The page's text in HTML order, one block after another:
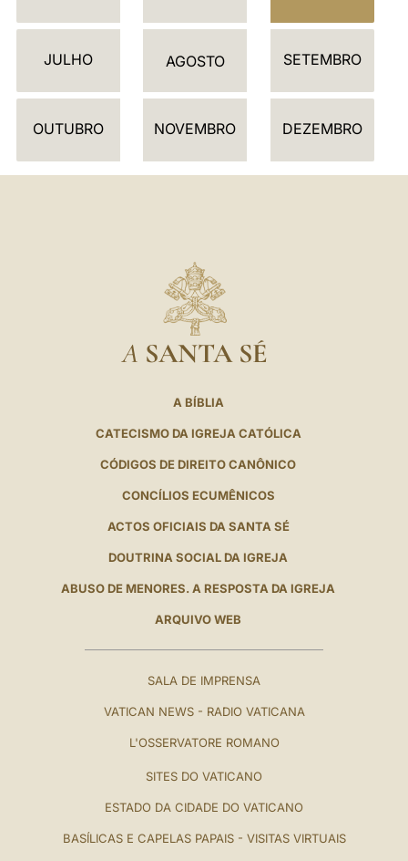
D
R
JULHO AGOSTO SETEMBRO
OUTUBRO NOVEMBRO DEZEMBRO
A SANTA SÉ
A BÍBLIA
CATECISMO DA IGREJA CATÓLICA
CÓDIGOS DE DIREITO CANÔNICO
CONCÍLIOS ECUMÊNICOS
ACTOS OFICIAIS DA SANTA SÉ
DOUTRINA SOCIAL DA IGREJA
ABUSO DE MENORES. A RESPOSTA DA IGREJA
ARQUIVO WEB
SALA DE IMPRENSA
VATICAN NEWS - RADIO VATICANA
L'OSSERVATORE ROMANO
SITES DO VATICANO
ESTADO DA CIDADE DO VATICANO
BASÍLICAS E CAPELAS PAPAIS - VISITAS VIRTUAIS